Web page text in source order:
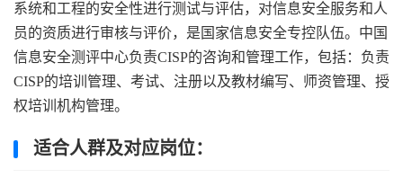
系统和工程的安全性进行测试与评估，对信息安全服务和人
员的资质进行审核与评价，是国家信息安全专控队伍。中国
信息安全测评中心负责CISP的咨询和管理工作，包括：负责
CISP的培训管理、考试、注册以及教材编写、师资管理、授
权培训机构管理。
适合人群及对应岗位：